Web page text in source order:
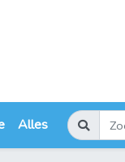
Alles